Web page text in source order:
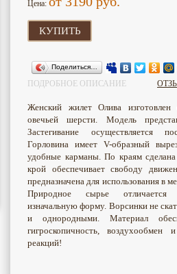
Цена:
КУПИТЬ
Поделиться…
ПОДРОБНОЕ ОПИСАНИЕ
Женский жилет Олива изготовлен
овечьей шерсти. Модель
Застегивание осуществляется
Горловина имеет V-образный
удобные карманы. По краям
крой обеспечивает свободу
предназначена для использования в
Природное сырье отличается
изначальную форму. Ворсинки не
и однородными. Материал
гигроскопичность, воздухообмен
реакций!